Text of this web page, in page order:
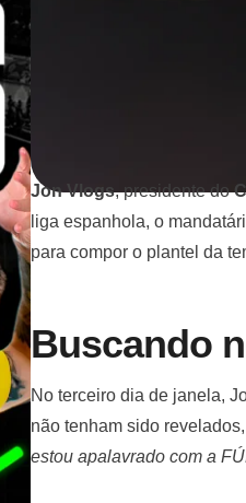
Jon Vlogs, presidente do
liga espanhola, o
para compor o plantel da
Buscando
No terceiro dia de janela,
não tenham sido
estou apalavrado com a